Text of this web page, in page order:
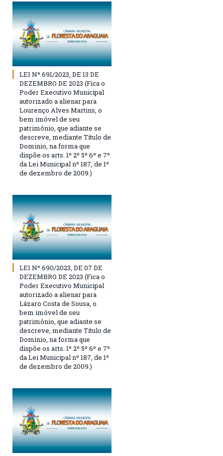
LEI Nº 691/2023, DE 13 DE
DEZEMBRO DE 2023 (Fica o
Poder Executivo Municipal
autorizado a alienar para
Lourenço Alves Martins, o
bem imóvel de seu
patrimônio, que adiante se
descreve, mediante Título de
Dominio, na forma que
dispõe os arts. 1º 2º 5º 6º e 7º
da Lei Municipal nº 187, de 1º
de dezembro de 2009.)
LEI Nº 690/2023, DE 07 DE
DEZEMBRO DE 2023 (Fica o
Poder Executivo Municipal
autorizado a alienar para
Lázaro Costa de Sousa, o
bem imóvel de seu
patrimônio, que adiante se
descreve, mediante Título de
Dominio, na forma que
dispõe os arts. 1º 2º 5º 6º e 7º
da Lei Municipal nº 187, de 1º
de dezembro de 2009.)